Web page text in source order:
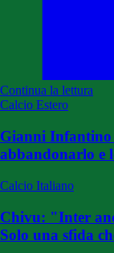
Continua la lettura
Calcio Estero
Gianni Infantino
abbandonarlo e
Calcio Italiano
Chivu: "Inter
Solo una sfida